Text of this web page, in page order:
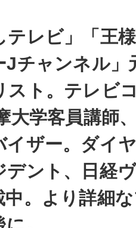
テレビ」「王
Jチャンネル
スト。テレビ
大学客員講師
イザー。ダイ
デント、日経
中。より詳細